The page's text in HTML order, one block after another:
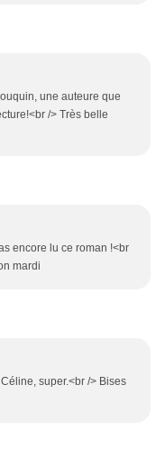
une auteure que
/> Très belle
encore lu ce roman !<br
mardi
super.<br /> Bises